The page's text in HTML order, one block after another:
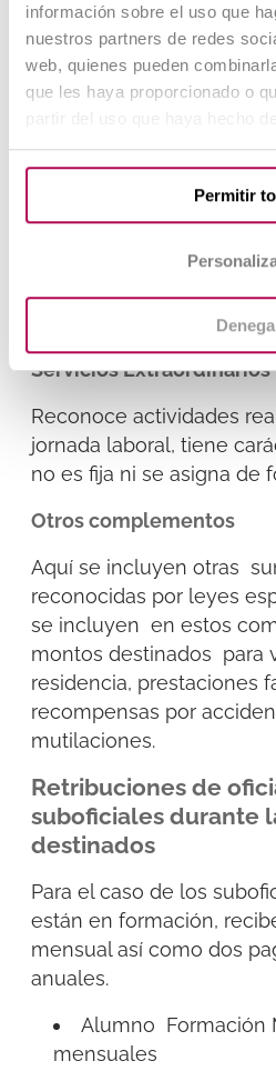
información sobre el uso que
nuestros partners de redes
web, quienes pueden
que les haya proporcionado o
Permitir
profesional, así como la
dedicación al puesto y el
enfrentar según el cargo
que muestre el
así como su
dedicación en las
Servicios Extraordinarios
Reconoce actividades
jornada laboral, tiene
no es fija ni se asigna de
Otros complementos
Aquí se incluyen otras
reconocidas por leyes
se incluyen en estos
montos destinados para
residencia, prestaciones
recompensas por
mutilaciones.
Retribuciones de
suboficiales durante
destinados
Para el caso de los
están en formación,
mensual así como dos
anuales.
Alumno Formación
mensuales